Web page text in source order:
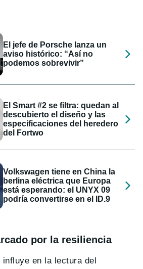
El jefe de Porsche lanza un
aviso histórico: “Así no
podemos sobrevivir”
El Smart #2 se filtra: quedan al
descubierto el diseño y las
especificaciones del heredero
del Fortwo
Volkswagen tiene en China la
berlina eléctrica que Europa
está esperando: el UNYX 09
podría convertirse en el ID.9
por la resiliencia
en la lectura del